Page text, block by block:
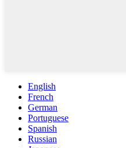
English
French
German
Portuguese
Spanish
Russian